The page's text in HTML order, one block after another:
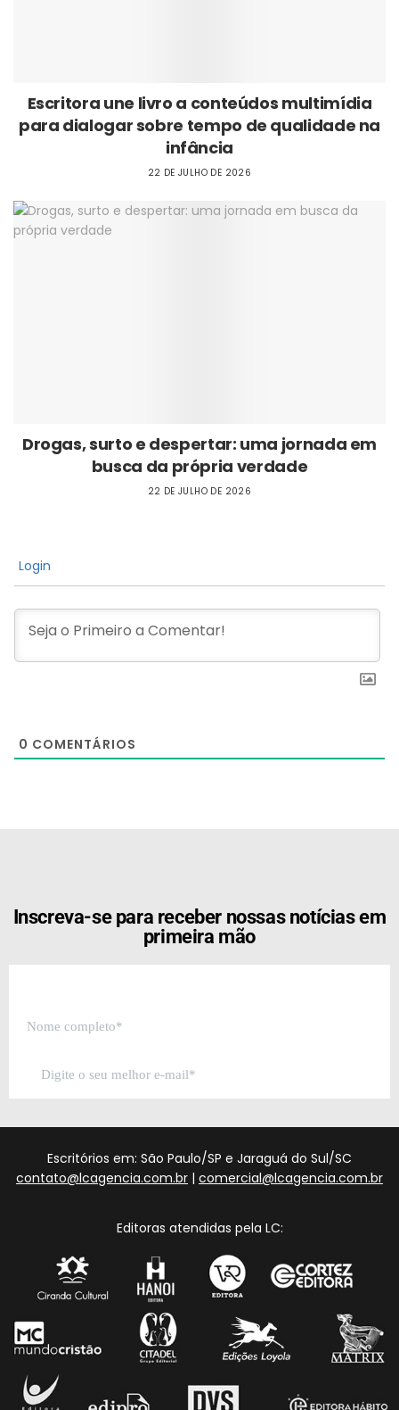
Escritora une livro a conteúdos multimídia
para dialogar sobre tempo de qualidade na
infância
22 DE JULHO DE 2026
Drogas, surto e despertar: uma jornada em
busca da própria verdade
22 DE JULHO DE 2026
Login
0 COMENTÁRIOS
Inscreva-se para receber nossas notícias em
primeira mão
Escritórios em: São Paulo/SP e Jaraguá do Sul/SC
contato@lcagencia.com.br | comercial@lcagencia.com.br
Editoras atendidas pela LC: